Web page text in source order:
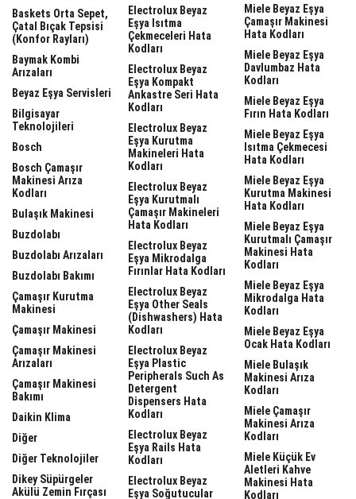
Baskets Orta Sepet,
Çatal Bıçak Tepsisi
(Konfor Rayları)
Baymak Kombi
Arızaları
Beyaz Eşya Servisleri
Bilgisayar
Teknolojileri
Bosch
Bosch Çamaşır
Makinesi Arıza
Kodları
Bulaşık Makinesi
Buzdolabı
Buzdolabı Arızaları
Buzdolabı Bakımı
Çamaşır Kurutma
Makinesi
Çamaşır Makinesi
Çamaşır Makinesi
Arızaları
Çamaşır Makinesi
Bakımı
Daikin Klima
Diğer
Diğer Teknolojiler
Dikey Süpürgeler
Akülü Zemin Fırçası
Electrolux Beyaz
Eşya Isıtma
Çekmeceleri Hata
Kodları
Electrolux Beyaz
Eşya Kompakt
Ankastre Seri Hata
Kodları
Electrolux Beyaz
Eşya Kurutma
Makineleri Hata
Kodları
Electrolux Beyaz
Eşya Kurutmalı
Çamaşır Makineleri
Hata Kodları
Electrolux Beyaz
Eşya Mikrodalga
Fırınlar Hata Kodları
Electrolux Beyaz
Eşya Other Seals
(dishwashers) Hata
Kodları
Electrolux Beyaz
Eşya Plastic
Peripherals Such As
Detergent
Dispensers Hata
Kodları
Electrolux Beyaz
Eşya Rails Hata
Kodları
Electrolux Beyaz
Eşya Soğutucular
Miele Beyaz Eşya
Çamaşır Makinesi
Hata Kodları
Miele Beyaz Eşya
Davlumbaz Hata
Kodları
Miele Beyaz Eşya
Fırın Hata Kodları
Miele Beyaz Eşya
Isıtma Çekmecesi
Hata Kodları
Miele Beyaz Eşya
Kurutma Makinesi
Hata Kodları
Miele Beyaz Eşya
Kurutmalı Çamaşır
Makinesi Hata
Kodları
Miele Beyaz Eşya
Mikrodalga Hata
Kodları
Miele Beyaz Eşya
Ocak Hata Kodları
Miele Bulaşık
Makinesi Arıza
Kodları
Miele Çamaşır
Makinesi Arıza
Kodları
Miele Küçük Ev
Aletleri Kahve
Makinesi Hata
Kodları